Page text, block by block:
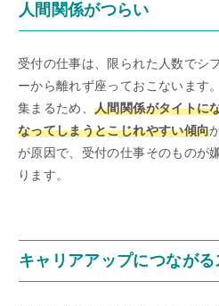
人間関係がつらい
受付の仕事は、限られた人数でシ
ーから離れず座っておこないます
集まるため、人間関係がタイトに
なってしまうとこじれやすい傾向
が原因で、受付の仕事そのものが
ります。
キャリアアップにつなが